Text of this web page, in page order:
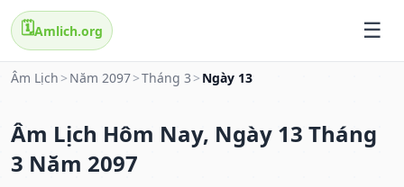
🗓️Amlich.org
Âm Lịch > Năm 2097>Tháng 3 > Ngày 13
Âm Lịch Hôm Nay, Ngày 13 Tháng
3 Năm 2097